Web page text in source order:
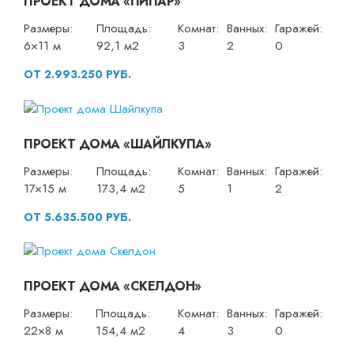
Размеры:
6×11 м
Площадь:
92,1 м2
Комнат:
3
Ванных:
2
Гаражей:
0
ОТ 2.993.250 РУБ.
ПРОЕКТ ДОМА «ШАЙЛКУПА»
Размеры:
17×15 м
Площадь:
173,4 м2
Комнат:
5
Ванных:
1
Гаражей:
2
ОТ 5.635.500 РУБ.
ПРОЕКТ ДОМА «СКЕЛДОН»
Размеры:
22×8 м
Площадь:
154,4 м2
Комнат:
4
Ванных:
3
Гаражей:
0